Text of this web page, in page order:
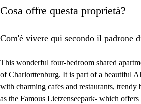
Cosa offre questa proprietà?
Com'è vivere qui secondo il padrone
This wonderful four-bedroom shared
of Charlorttenburg. It is part of a beautiful
with charming cafes and restaurants,
as the Famous Lietzenseepark- which